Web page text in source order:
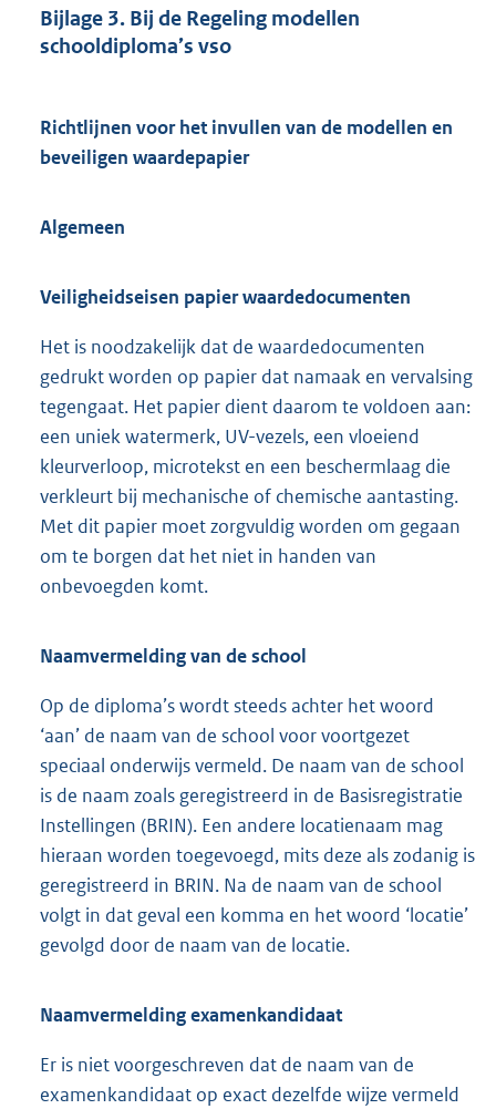
Bijlage 3. Bij de Regeling modellen
schooldiploma’s vso
Richtlijnen voor het invullen van de modellen en
beveiligen waardepapier
Algemeen
Veiligheidseisen papier waardedocumenten
Het is noodzakelijk dat de waardedocumenten
gedrukt worden op papier dat namaak en vervalsing
tegengaat. Het papier dient daarom te voldoen aan:
een uniek watermerk, UV-vezels, een vloeiend
kleurverloop, microtekst en een beschermlaag die
verkleurt bij mechanische of chemische aantasting.
Met dit papier moet zorgvuldig worden om gegaan
om te borgen dat het niet in handen van
onbevoegden komt.
Naamvermelding van de school
Op de diploma’s wordt steeds achter het woord
‘aan’ de naam van de school voor voortgezet
speciaal onderwijs vermeld. De naam van de school
is de naam zoals geregistreerd in de Basisregistratie
Instellingen (BRIN). Een andere locatienaam mag
hieraan worden toegevoegd, mits deze als zodanig is
geregistreerd in BRIN. Na de naam van de school
volgt in dat geval een komma en het woord ‘locatie’
gevolgd door de naam van de locatie.
Naamvermelding examenkandidaat
Er is niet voorgeschreven dat de naam van de
examenkandidaat op exact dezelfde wijze vermeld